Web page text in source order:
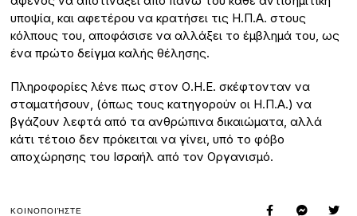
υποψία, και αφετέρου να κρατήσει τις Η.Π.Α. στους
κόλπους του, αποφάσισε να αλλάξει το έμβλημά του, ως
ένα πρώτο δείγμα καλής θέλησης.
Πληροφορίες λένε πως στον Ο.Η.Ε. σκέφτονταν να
σταματήσουν, (όπως τους κατηγορούν οι Η.Π.Α.) να
βγάζουν λεφτά από τα ανθρώπινα δικαιώματα, αλλά
κάτι τέτοιο δεν πρόκειται να γίνει, υπό το φόβο
αποχώρησης του Ισραήλ από τον Οργανισμό.
ΚΟΙΝΟΠΟΙΉΣΤΕ